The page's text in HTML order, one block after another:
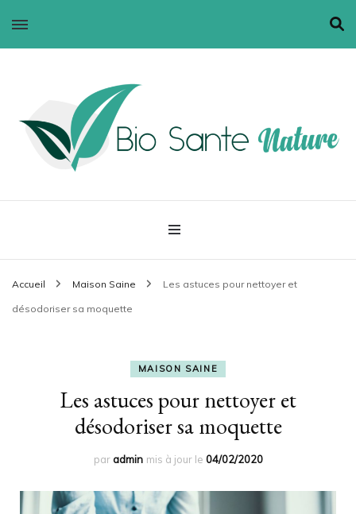
Bio santé nature
Accueil Maison Saine Les astuces pour nettoyer et
désodoriser sa moquette
MAISON SAINE
Les astuces pour nettoyer et
désodoriser sa moquette
paradmin mis à jour le 04/02/2020